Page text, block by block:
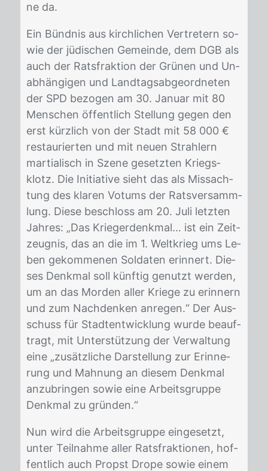
ne da.
Ein Bünd­nis aus kirch­li­chen Ver­tre­tern so­
wie der jü­di­schen Ge­mein­de, dem DGB als
auch der Rats­frak­ti­on der Grü­nen und Un­
ab­hän­gi­gen und Land­tags­ab­ge­ord­ne­ten
der SPD be­zo­gen am 30. Ja­nu­ar mit 80
Men­schen öf­fent­lich Stel­lung ge­gen den
erst kürz­lich von der Stadt mit 58 000 €
re­stau­rier­ten und mit neu­en Strah­lern
mar­tia­lisch in Sze­ne ge­setz­ten Kriegs­
klotz. Die In­itia­ti­ve sieht das als Miss­ach­
tung des kla­ren Vo­tums der Rats­ver­samm­
lung. Die­se be­schloss am 20. Juli letz­ten
Jah­res: „Das Krie­ger­denk­mal… ist ein Zeit­
zeug­nis, das an die im 1. Welt­krieg ums Le­
ben ge­kom­me­nen Sol­da­ten er­in­nert. Die­
ses Denk­mal soll künf­tig ge­nutzt wer­den,
um an das Mor­den al­ler Krie­ge zu er­in­nern
und zum Nach­den­ken an­re­gen.“ Der Aus­
schuss für Stadt­ent­wick­lung wur­de be­auf­
tragt, mit Un­ter­stüt­zung der Ver­wal­tung
eine „zu­sätz­li­che Dar­stel­lung zur Er­in­ne­
rung und Mah­nung an die­sem Denk­mal
an­zu­brin­gen so­wie eine Ar­beits­grup­pe
Denk­mal zu grün­den.“
Nun wird die Ar­beits­grup­pe ein­ge­setzt,
un­ter Teil­nah­me al­ler Rats­frak­tio­nen, hof­
fent­lich auch Propst Dro­pe so­wie ei­nem